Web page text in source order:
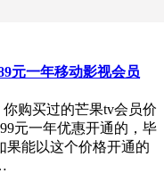
元一年移动影视会员
购买过的芒果tv会员价
元一年优惠开通的，毕
果能以这个价格开通的